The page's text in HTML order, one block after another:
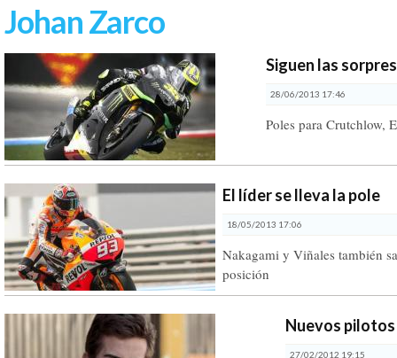
Johan Zarco
Siguen las
28/06/2013 17:46
Poles para Crutchlow,
El líder se lleva la pole
18/05/2013 17:06
Nakagami y Viñales también
posición
Nuevos
27/02/2012 19:15